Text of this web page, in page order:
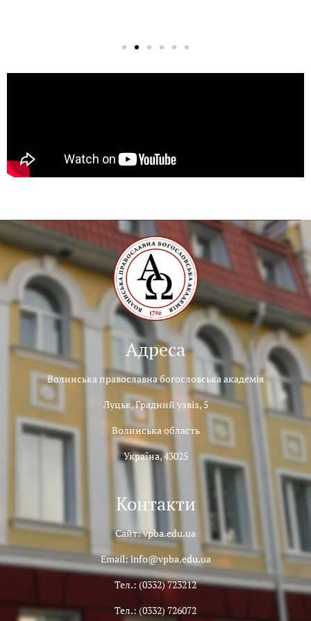
Адреса
Волинська православна богословська академія
Луцьк, Градний узвіз, 5
Волинська область
Україна, 43025
Контакти
Сайт: vpba.edu.ua
Email: info@vpba.edu.ua
Тел.: (0332) 723212
Тел.: (0332) 726072